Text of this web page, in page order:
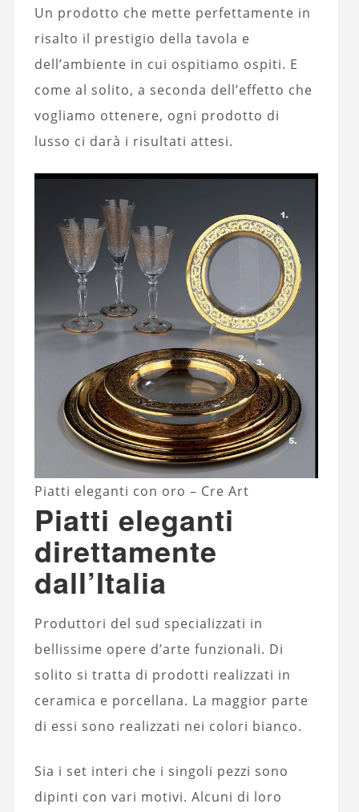
Un prodotto che mette perfettamente in
risalto il prestigio della tavola e
dell’ambiente in cui ospitiamo ospiti. E
come al solito, a seconda dell’effetto che
vogliamo ottenere, ogni prodotto di
lusso ci darà i risultati attesi.
Piatti eleganti con oro – Cre Art
Piatti eleganti
direttamente
dall’Italia
Produttori del sud specializzati in
bellissime opere d’arte funzionali. Di
solito si tratta di prodotti realizzati in
ceramica e porcellana. La maggior parte
di essi sono realizzati nei colori bianco.
Sia i set interi che i singoli pezzi sono
dipinti con vari motivi. Alcuni di loro